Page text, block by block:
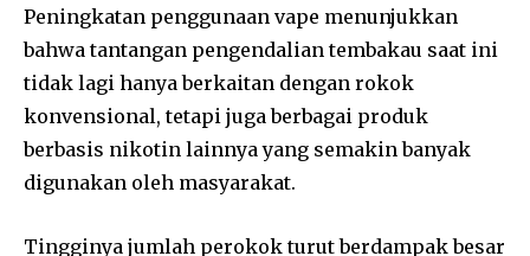
Peningkatan penggunaan vape menunjukkan
bahwa tantangan pengendalian tembakau saat ini
tidak lagi hanya berkaitan dengan rokok
konvensional, tetapi juga berbagai produk
berbasis nikotin lainnya yang semakin banyak
digunakan oleh masyarakat.
Tingginya jumlah perokok turut berdampak besar